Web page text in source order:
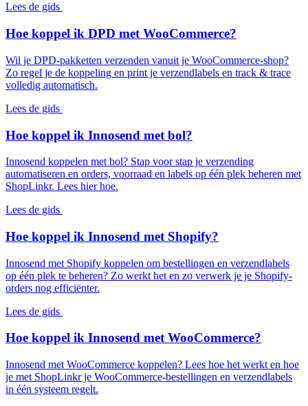
Lees de gids
Hoe koppel ik DPD met WooCommerce?
Wil je DPD-pakketten verzenden vanuit je WooCommerce-shop?
Zo regel je de koppeling en print je verzendlabels en track & trace
volledig automatisch.
Lees de gids
Hoe koppel ik Innosend met bol?
Innosend koppelen met bol? Stap voor stap je verzending
automatiseren en orders, voorraad en labels op één plek beheren met
ShopLinkr. Lees hier hoe.
Lees de gids
Hoe koppel ik Innosend met Shopify?
Innosend met Shopify koppelen om bestellingen en verzendlabels
op één plek te beheren? Zo werkt het en zo verwerk je je Shopify-
orders nog efficiënter.
Lees de gids
Hoe koppel ik Innosend met WooCommerce?
Innosend met WooCommerce koppelen? Lees hoe het werkt en hoe
je met ShopLinkr je WooCommerce-bestellingen en verzendlabels
in één systeem regelt.